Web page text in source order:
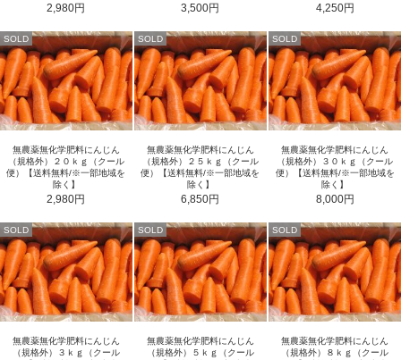
2,980円 3,500円 4,250円
SOLD
無農薬無化学肥料にんじん
（規格外）２０ｋｇ（クール
便）【送料無料/※一部地域を
除く】
2,980円
SOLD
無農薬無化学肥料にんじん
（規格外）２５ｋｇ（クール
便）【送料無料/※一部地域を
除く】
6,850円
SOLD
無農薬無化学肥料にんじん
（規格外）３０ｋｇ（クール
便）【送料無料/※一部地域を
除く】
8,000円
SOLD
無農薬無化学肥料にんじん
（規格外）３ｋｇ（クール
SOLD
無農薬無化学肥料にんじん
（規格外）５ｋｇ（クール
SOLD
無農薬無化学肥料にんじん
（規格外）８ｋｇ（クール